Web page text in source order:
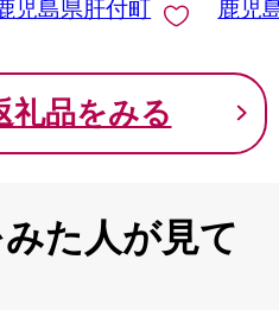
児島県肝付町
鹿児
礼品をみる
た人が見て